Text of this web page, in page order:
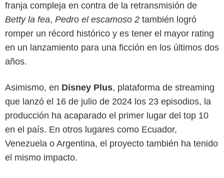
franja compleja en contra de la retransmisión de
Betty la fea, Pedro el escamoso 2 también logró
romper un récord histórico y es tener el mayor rating
en un lanzamiento para una ficción en los últimos dos
años.
Asimismo, en Disney Plus, plataforma de streaming
que lanzó el 16 de julio de 2024 los 23 episodios, la
producción ha acaparado el primer lugar del top 10
en el país. En otros lugares como Ecuador,
Venezuela o Argentina, el proyecto también ha tenido
el mismo impacto.